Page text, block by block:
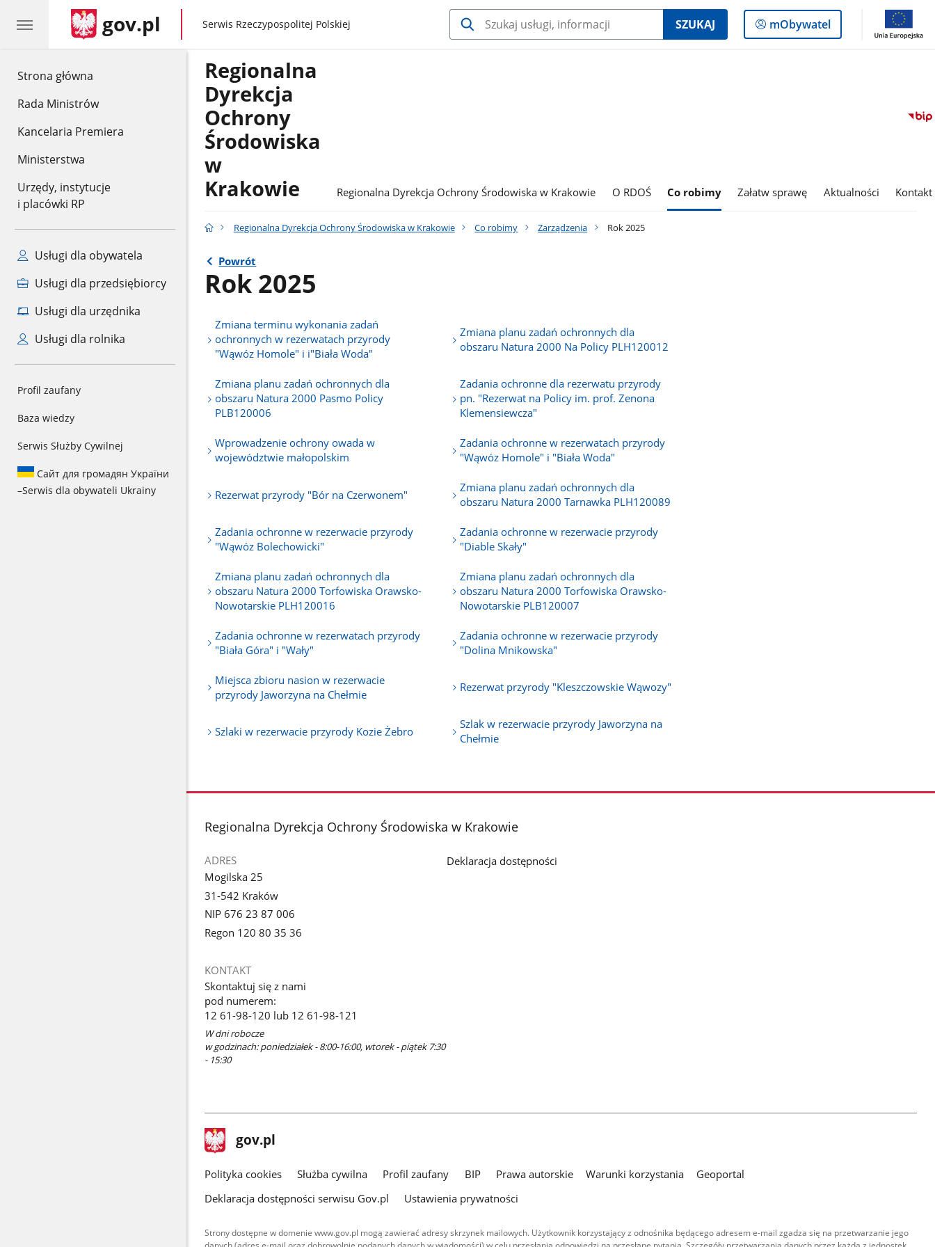
Strona główna
Rada Ministrów
Kancelaria Premiera
Ministerstwa
Urzędy, instytucje
i placówki RP
Usługi dla obywatela
Usługi dla przedsiębiorcy
Usługi dla urzędnika
Usługi dla rolnika
Profil zaufany
Baza wiedzy
Serwis Służby Cywilnej
Сайт для громадян України
–Serwis dla obywateli Ukrainy
gov.pl gov.pl
Serwis Rzeczypospolitej Polskiej SZUKAJ
Logowanie
do
mObywatel
Regionalna
Dyrekcja
Ochrony
Środowiska
w
Krakowie
Regionalna Dyrekcja Ochrony Środowiska w Krakowie O RDOŚ Co robimy Załatw sprawę Aktualności Kontakt
Regionalna Dyrekcja Ochrony Środowiska w Krakowie Co robimy Zarządzenia Rok 2025
Powrót
Rok 2025
Zmiana terminu wykonania zadań
ochronnych w rezerwatach przyrody
"Wąwóz Homole" i i"Biała Woda"
Zmiana planu zadań ochronnych dla
obszaru Natura 2000 Na Policy PLH120012
Zmiana planu zadań ochronnych dla
obszaru Natura 2000 Pasmo Policy
PLB120006
Zadania ochronne dla rezerwatu przyrody
pn. "Rezerwat na Policy im. prof. Zenona
Klemensiewcza"
Wprowadzenie ochrony owada w
województwie małopolskim
Zadania ochronne w rezerwatach przyrody
"Wąwóz Homole" i "Biała Woda"
Rezerwat przyrody "Bór na Czerwonem"
Zmiana planu zadań ochronnych dla
obszaru Natura 2000 Tarnawka PLH120089
Zadania ochronne w rezerwacie przyrody
"Wąwóz Bolechowicki"
Zadania ochronne w rezerwacie przyrody
"Diable Skały"
Zmiana planu zadań ochronnych dla
obszaru Natura 2000 Torfowiska Orawsko-
Nowotarskie PLH120016
Zmiana planu zadań ochronnych dla
obszaru Natura 2000 Torfowiska Orawsko-
Nowotarskie PLB120007
Zadania ochronne w rezerwatach przyrody
"Biała Góra" i "Wały"
Zadania ochronne w rezerwacie przyrody
"Dolina Mnikowska"
Miejsca zbioru nasion w rezerwacie
przyrody Jaworzyna na Chełmie
Rezerwat przyrody "Kleszczowskie Wąwozy"
Szlaki w rezerwacie przyrody Kozie Żebro
Szlak w rezerwacie przyrody Jaworzyna na
Chełmie
stopka
Regionalna Dyrekcja Ochrony Środowiska w Krakowie
ADRES
Mogilska 25
31-542 Kraków
NIP 676 23 87 006
Regon 120 80 35 36
KONTAKT
Skontaktuj się z nami
pod numerem:
12 61-98-120 lub 12 61-98-121
W dni robocze
w godzinach: poniedziałek - 8:00-16:00, wtorek - piątek 7:30
- 15:30
Deklaracja dostępności
stopka
gov.pl Strona
gov.pl
gov.pl
Polityka cookies Służba cywilna Profil zaufany BIP Prawa autorskie Warunki korzystania
Geoportal
Deklaracja dostępności serwisu Gov.pl
Ustawienia prywatności
Strony dostępne w domenie www.gov.pl mogą zawierać adresy skrzynek mailowych. Użytkownik korzystający z odnośnika będącego adresem e-mail zgadza się na przetwarzanie jego